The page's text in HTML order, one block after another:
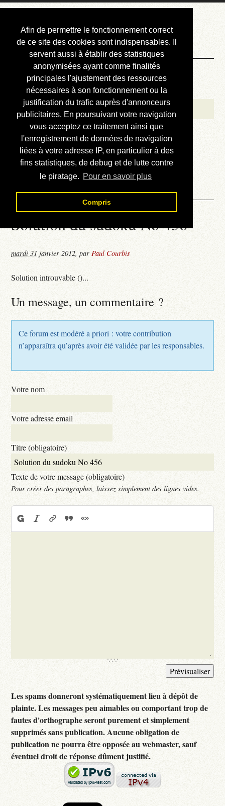
Afin de permettre le fonctionnement correct
de ce site des cookies sont indispensables. Il
servent aussi à établir des statistiques
anonymisées ayant comme finalités
principales l'ajustement des ressources
nécessaires à son fonctionnement ou la
justification du trafic auprès d'annonceurs
publicitaires. En poursuivant votre navigation
vous acceptez ce traitement ainsi que
l'enregistrement de données de navigation
liées à votre adresse IP, en particulier à des
fins statistiques, de debug et de lutte contre
le piratage. Pour en savoir plus
Compris
Courbis, « LE »
Blog Officiel
Bienvenue
Réalisations
Divers (et d’été)
Annonces
Liens externes
Téléchargement
Contact
Solution du sudoku No 456
mardi 31 janvier 2012,parPaul Courbis
Solution introuvable ()...
Un message, un commentaire ?
Ce forum est modéré a priori : votre contribution
n’apparaîtra qu’après avoir été validée par les responsables.
Votre nom
Votre adresse email
Titre (obligatoire)
Texte de votre message (obligatoire)
Pour créer des paragraphes, laissez simplement des lignes vides.
Les spams donneront systématiquement lieu à dépôt de
plainte. Les messages peu aimables ou comportant trop de
fautes d'orthographe seront purement et simplement
supprimés sans publication. Aucune obligation de
publication ne pourra être opposée au webmaster, sauf
éventuel droit de réponse dûment justifié.